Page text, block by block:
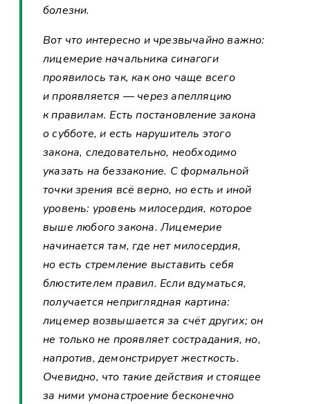
болезни.
Вот что интересно и чрезвычайно важно:
лицемерие начальника синагоги
проявилось так, как оно чаще всего
и проявляется — через апелляцию
к правилам. Есть постановление закона
о субботе, и есть нарушитель этого
закона, следовательно, необходимо
указать на беззаконие. С формальной
точки зрения всё верно, но есть и иной
уровень: уровень милосердия, которое
выше любого закона. Лицемерие
начинается там, где нет милосердия,
но есть стремление выставить себя
блюстителем правил. Если вдуматься,
получается неприглядная картина:
лицемер возвышается за счёт других; он
не только не проявляет сострадания, но,
напротив, демонстрирует жесткость.
Очевидно, что такие действия и стоящее
за ними умонастроение бесконечно